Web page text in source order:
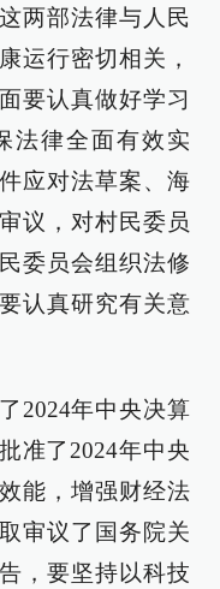
两部法律与人民
运行密切相关，
要认真做好学习
法律全面有效实
应对法草案、海
议，对村民委员
委员会组织法修
认真研究有关意
2024年中央决算
准了2024年中央
能，增强财经法
审议了国务院关
，要坚持以科技